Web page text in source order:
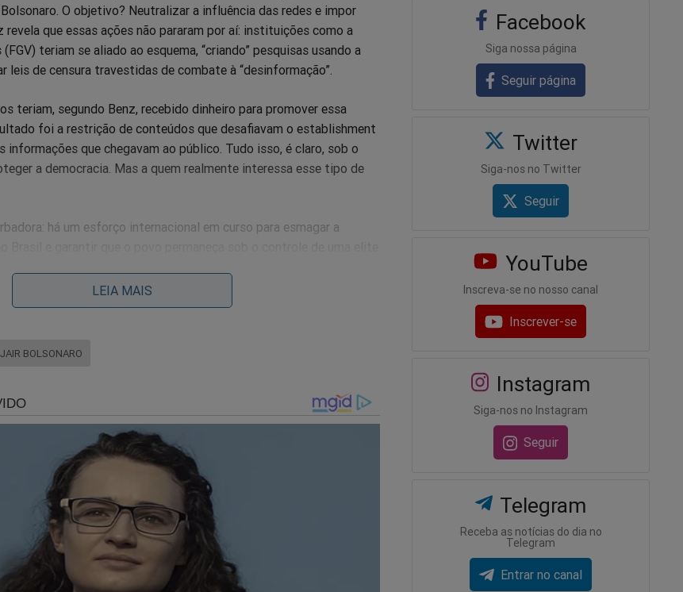
O objetivo? Neutralizar a influência das redes e impor
revela que essas ações não pararam por aí: instituições como a
teriam se aliado ao esquema, “criando” pesquisas usando a
leis de censura travestidas de combate à “desinformação”.
teriam, segundo Benz, recebido dinheiro para promover essa
foi a restrição de conteúdos que desafiavam o establishment
que chegavam ao público. Tudo isso, é claro, sob o
a democracia. Mas a quem realmente interessa esse tipo de
há um esforço internacional em curso para esmagar a
fundamental: estamos sob ataque! Se essa rede de controle não for
para o contraditório desaparecerá, e o verdadeiro estado de direito
o respaldo do STF e TSE, está à frente do que Mike Benz chamou
uma Suprema Corte em ruínas, com sua reputação
A confiança da população foi destruída, e o respeito pela instituição
em vez de proteger a Constituição, agora mancham seu nome com
LEIA MAIS
JAIR BOLSONARO
Facebook
Siga nossa página
Seguir página
Twitter
Siga-nos no Twitter
Seguir
YouTube
Inscreva-se no nosso canal
Inscrever-se
Instagram
Siga-nos no Instagram
Seguir
Telegram
Receba as notícias do dia no
Telegram
Entrar no canal